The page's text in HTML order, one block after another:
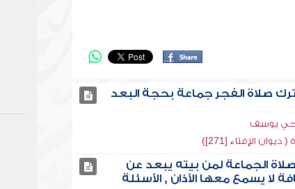
ترك صلاة الفجر جماعة بحجة البعد
يوسف
الإفتاء [271])
صلاة الجماعة لمن بيته يبعد عن
لا يسمع معها الأذان , الأسئلة